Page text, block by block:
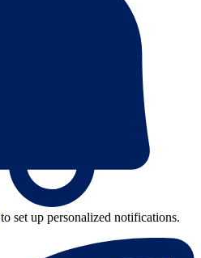
to set up personalized notifications.